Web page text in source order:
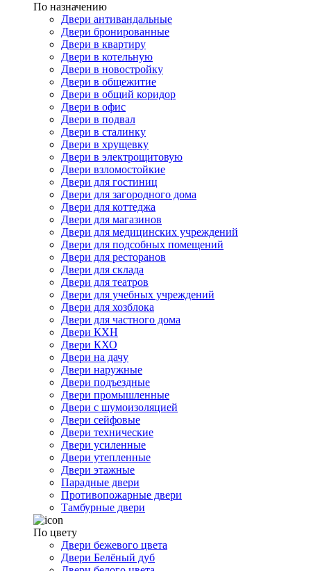
По назначению
Двери антивандальные
Двери бронированные
Двери в квартиру
Двери в котельную
Двери в новостройку
Двери в общежитие
Двери в общий коридор
Двери в офис
Двери в подвал
Двери в сталинку
Двери в хрущевку
Двери в электрощитовую
Двери взломостойкие
Двери для гостиниц
Двери для загородного дома
Двери для коттеджа
Двери для магазинов
Двери для медицинских учреждений
Двери для подсобных помещений
Двери для ресторанов
Двери для склада
Двери для театров
Двери для учебных учреждений
Двери для хозблока
Двери для частного дома
Двери КХН
Двери КХО
Двери на дачу
Двери наружные
Двери подъездные
Двери промышленные
Двери с шумоизоляцией
Двери сейфовые
Двери технические
Двери усиленные
Двери утепленные
Двери этажные
Парадные двери
Противопожарные двери
Тамбурные двери
По цвету
Двери бежевого цвета
Двери Белёный дуб